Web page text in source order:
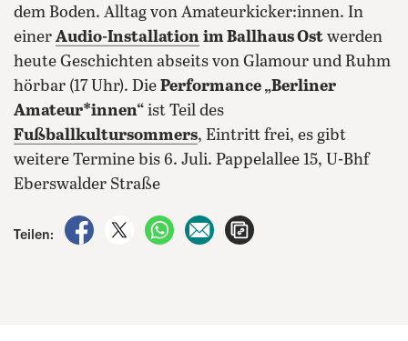
dem Boden. Alltag von Amateurkicker:innen. In
einer Audio-Installation im Ballhaus Ost werden
heute Geschichten abseits von Glamour und Ruhm
hörbar (17 Uhr). Die Performance „Berliner
Amateur*innen“ ist Teil des
Fußballkultursommers, Eintritt frei, es gibt
weitere Termine bis 6. Juli. Pappelallee 15, U-Bhf
Eberswalder Straße
Teilen:
auf Facebook teilen
auf X teilenper WhatsApp teilen
per E-Mail teilen